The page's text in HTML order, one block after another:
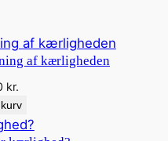
af kærligheden
kr.